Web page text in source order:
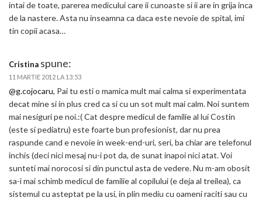
intai de toate, parerea medicului care ii cunoaste si ii are in grija inca
de la nastere. Asta nu inseamna ca daca este nevoie de spital, imi
tin copii acasa…
Cristina spune:
11 MARTIE 2012 LA 13:53
@g.cojocaru, Pai tu esti o mamica mult mai calma si experimentata
decat mine si in plus cred ca si cu un sot mult mai calm. Noi suntem
mai nesiguri pe noi.:( Cat despre medicul de familie al lui Costin
(este si pediatru) este foarte bun profesionist, dar nu prea
raspunde cand e nevoie in week-end-uri, seri, ba chiar are telefonul
inchis (deci nici mesaj nu-i pot da, de sunat inapoi nici atat. Voi
sunteti mai norocosi si din punctul asta de vedere. Nu m-am obosit
sa-i mai schimb medicul de familie al copilului (e deja al treilea), ca
sistemul cu asteptat pe la usi, in plin mediu cu oameni raciti sau cu